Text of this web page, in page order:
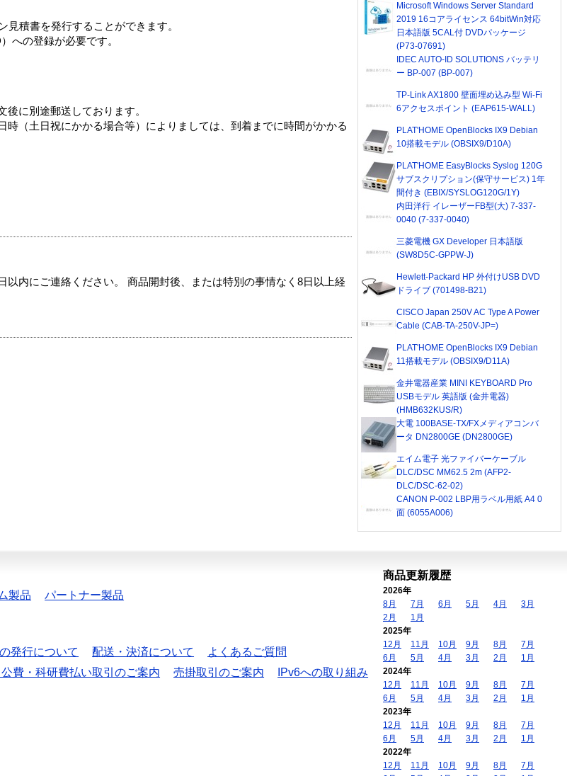
積書を発行することができます。
への登録が必要です。
に別途郵送しております。
（土日祝にかかる場合等）によりましては、到着までに時間がかかる
内にご連絡ください。 商品開封後、または特別の事情なく8日以上経
Microsoft Windows Server Standard
2019 16コアライセンス 64bitWin対応
日本語版 5CAL付 DVDパッケージ
(P73-07691)
IDEC AUTO-ID SOLUTIONS バッテリ
ー BP-007 (BP-007)
TP-Link AX1800 壁面埋め込み型 Wi-Fi
6アクセスポイント (EAP615-WALL)
PLAT'HOME OpenBlocks IX9 Debian
10搭載モデル (OBSIX9/D10A)
PLAT'HOME EasyBlocks Syslog 120G
サブスクリプション(保守サービス) 1年
間付き (EBIX/SYSLOG120G/1Y)
内田洋行 イレーザーFB型(大) 7-337-
0040 (7-337-0040)
三菱電機 GX Developer 日本語版
(SW8D5C-GPPW-J)
Hewlett-Packard HP 外付けUSB DVD
ドライブ (701498-B21)
CISCO Japan 250V AC Type A Power
Cable (CAB-TA-250V-JP=)
PLAT'HOME OpenBlocks IX9 Debian
11搭載モデル (OBSIX9/D11A)
金井電器産業 MINI KEYBOARD Pro
USBモデル 英語版 (金井電器)
(HMB632KUS/R)
大電 100BASE-TX/FXメディアコンバ
ータ DN2800GE (DN2800GE)
エイム電子 光ファイバーケーブル
DLC/DSC MM62.5 2m (AFP2-
DLC/DSC-62-02)
CANON P-002 LBP用ラベル用紙 A4 0
面 (6055A006)
製品 パートナー製品
発行について 配送・決済について
よくあるご質問
費・科研費払い取引のご案内 売掛取引のご案内
IPv6への取り組み
商品更新履歴
2026年
8月
7月 6月 5月 4月
3月
2月
1月
2025年
12月
11月 10月 9月 8月
7月
6月
5月 4月 3月 2月
1月
2024年
12月
11月 10月 9月 8月
7月
6月
5月 4月 3月 2月
1月
2023年
12月
11月 10月 9月 8月
7月
6月
5月 4月 3月 2月
1月
2022年
12月
11月 10月 9月 8月
7月